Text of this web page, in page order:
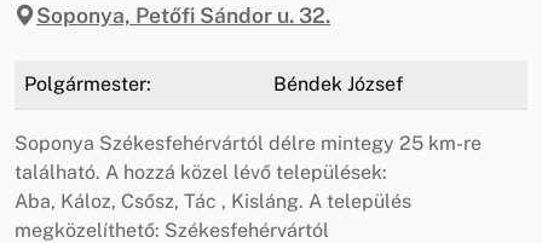
Soponya, Petőfi Sándor u. 32.
Polgármester: Béndek József
Soponya Székesfehérvártól délre mintegy 25 km-re
található. A hozzá közel lévő települések:
Aba, Káloz, Csősz, Tác , Kisláng. A település
megközelíthető: Székesfehérvártól